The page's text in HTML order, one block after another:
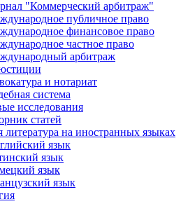
"Коммерческий арбитраж"
публичное право
финансовое право
частное право
арбитраж
и нотариат
система
исследования
статей
литература на иностранных языках
язык
язык
язык
язык